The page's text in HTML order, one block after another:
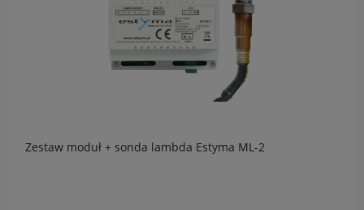
Zestaw moduł + sonda lambda Estyma ML-2